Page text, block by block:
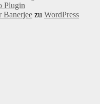
Plugin
Banerjee zu WordPress